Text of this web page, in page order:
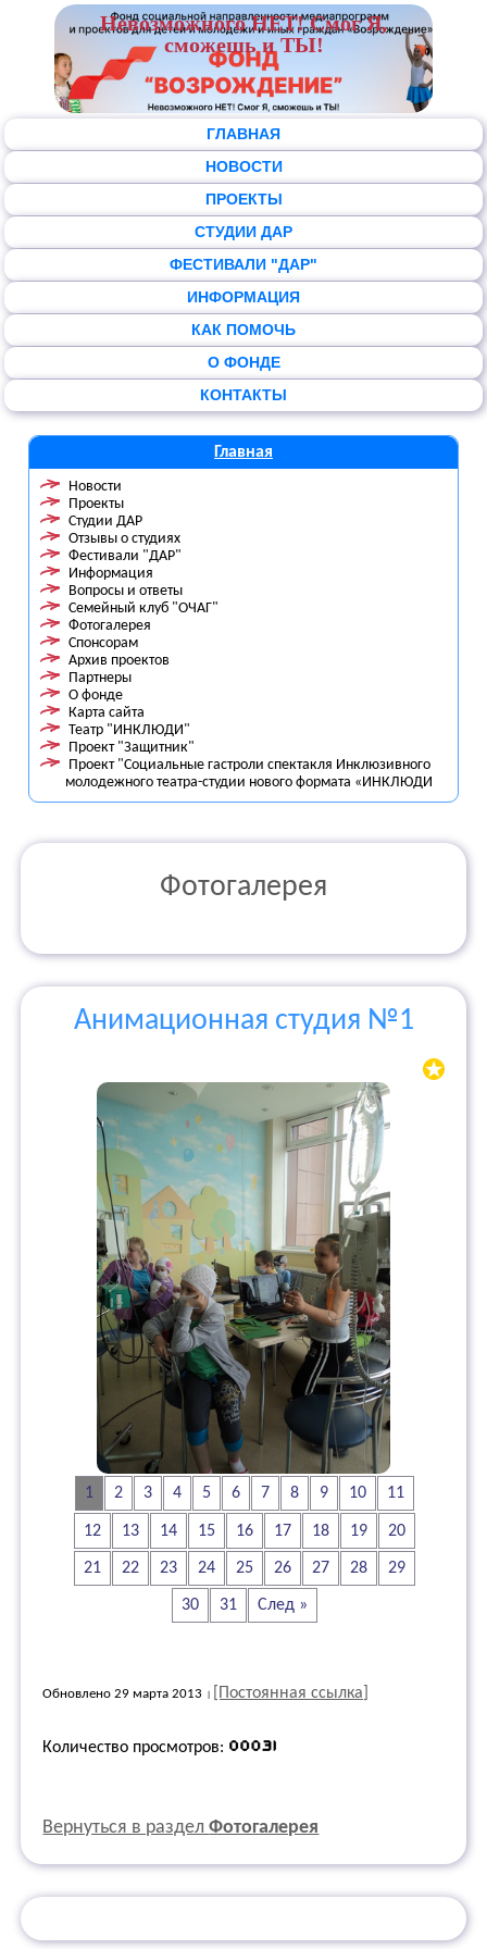
Невозможного НЕТ! Смог Я,
сможешь и ТЫ!
ГЛАВНАЯ
НОВОСТИ
ПРОЕКТЫ
СТУДИИ ДАР
ФЕСТИВАЛИ "ДАР"
ИНФОРМАЦИЯ
КАК ПОМОЧЬ
О ФОНДЕ
КОНТАКТЫ
Главная
Новости
Проекты
Студии ДАР
Отзывы о студиях
Фестивали "ДАР"
Информация
Вопросы и ответы
Семейный клуб "ОЧАГ"
Фотогалерея
Спонсорам
Архив проектов
Партнеры
О фонде
Карта сайта
Театр "ИНКЛЮДИ"
Проект "Защитник"
Проект "Социальные гастроли спектакля Инклюзивного
молодежного театра-студии нового формата «ИНКЛЮДИ
Фотогалерея
Анимационная студия №1
1 2 3 4 5 6 7 8 9 10 11
12 13 14 15 16 17 18 19 20
21 22 23 24 25 26 27 28 29
30 31 След »
Обновлено 29 марта 2013 [Постоянная ссылка]
Количество просмотров:
Вернуться в разделФотогалерея